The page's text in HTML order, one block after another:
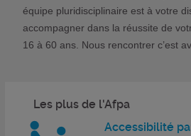
équipe pluridisciplinaire est à votre
accompagner dans la réussite de
16 à 60 ans. Nous rencontrer
Les plus de l'Afpa
Accessibilité